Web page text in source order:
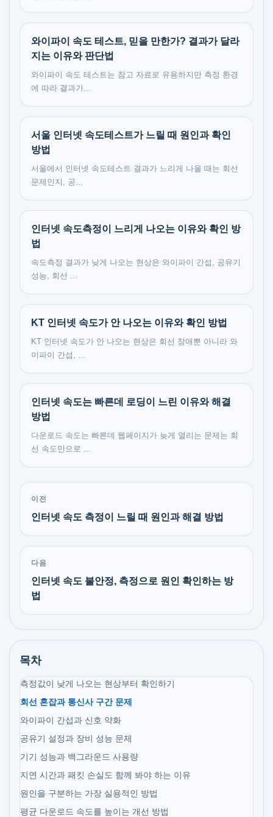
와이파이 속도 테스트, 믿을 만한가? 결과가 달라
지는 이유와 판단법
와이파이 속도 테스트는 참고 자료로 유용하지만 측정 환경
에 따라 결과가...
서울 인터넷 속도테스트가 느릴 때 원인과 확인
방법
서울에서 인터넷 속도테스트 결과가 느리게 나올 때는 회선
문제인지, 공...
인터넷 속도측정이 느리게 나오는 이유와 확인 방
법
속도측정 결과가 낮게 나오는 현상은 와이파이 간섭, 공유기
성능, 회선 ...
KT 인터넷 속도가 안 나오는 이유와 확인 방법
KT 인터넷 속도가 안 나오는 현상은 회선 장애뿐 아니라 와
이파이 간섭, ...
인터넷 속도는 빠른데 로딩이 느린 이유와 해결
방법
다운로드 속도는 빠른데 웹페이지가 늦게 열리는 문제는 회
선 속도만으로 ...
이전
인터넷 속도 측정이 느릴 때 원인과 해결 방법
다음
인터넷 속도 불안정, 측정으로 원인 확인하는 방
법
목차
측정값이 낮게 나오는 현상부터 확인하기
회선 혼잡과 통신사 구간 문제
와이파이 간섭과 신호 약화
공유기 설정과 장비 성능 문제
기기 성능과 백그라운드 사용량
지연 시간과 패킷 손실도 함께 봐야 하는 이유
원인을 구분하는 가장 실용적인 방법
평균 다운로드 속도를 높이는 개선 방법